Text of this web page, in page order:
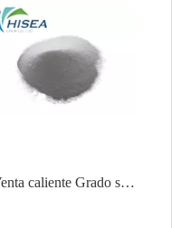
Venta caliente Grado superior Trimetilolpropano Tmp Precio competitivo CAS No. 77-99-6